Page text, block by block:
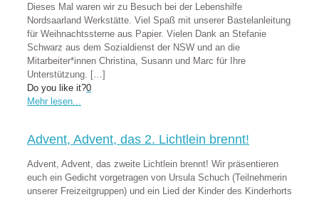
Dieses Mal waren wir zu Besuch bei der Lebenshilfe
Nordsaarland Werkstätte. Viel Spaß mit unserer Bastelanleitung
für Weihnachtssterne aus Papier. Vielen Dank an Stefanie
Schwarz aus dem Sozialdienst der NSW und an die
Mitarbeiter*innen Christina, Susann und Marc für Ihre
Unterstützung.
[…]
Do you like it?0
Mehr lesen...
Advent, Advent, das 2. Lichtlein brennt!
Advent, Advent, das zweite Lichtlein brennt! Wir präsentieren
euch ein Gedicht vorgetragen von Ursula Schuch (Teilnehmerin
unserer Freizeitgruppen) und ein Lied der Kinder des Kinderhorts